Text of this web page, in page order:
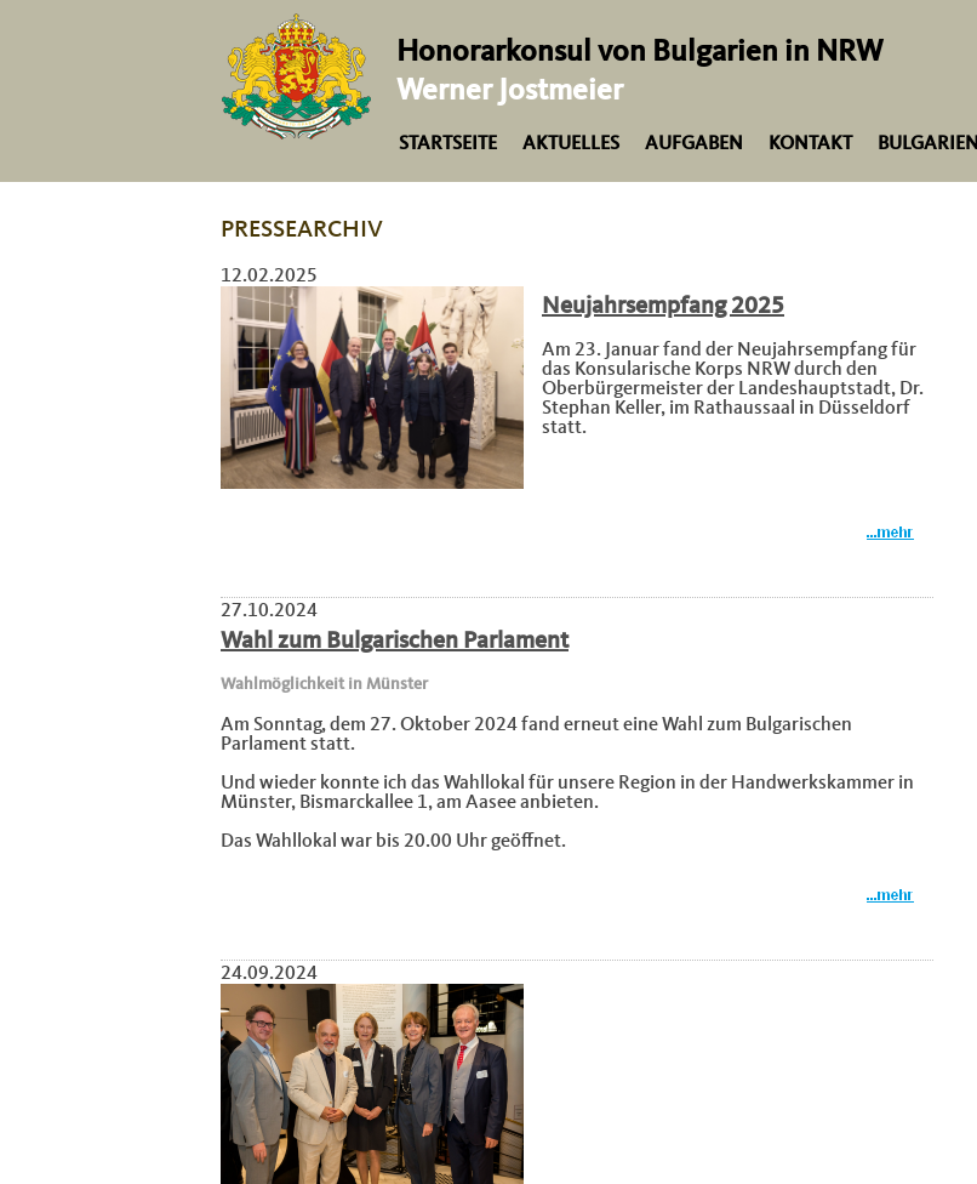
Honorarkonsul von Bulgarien in NRW
Werner Jostmeier
STARTSEITE AKTUELLES AUFGABEN KONTAKT BULGARIEN
PRESSEARCHIV
12.02.2025
Neujahrsempfang 2025
Am 23. Januar fand der Neujahrsempfang für
das Konsularische Korps NRW durch den
Oberbürgermeister der Landeshauptstadt, Dr.
Stephan Keller, im Rathaussaal in Düsseldorf
statt.
27.10.2024
Wahl zum Bulgarischen Parlament
Wahlmöglichkeit in Münster
Am Sonntag, dem 27. Oktober 2024 fand erneut eine Wahl zum Bulgarischen
Parlament statt.
Und wieder konnte ich das Wahllokal für unsere Region in der Handwerkskammer in
Münster, Bismarckallee 1, am Aasee anbieten.
Das Wahllokal war bis 20.00 Uhr geöffnet.
24.09.2024